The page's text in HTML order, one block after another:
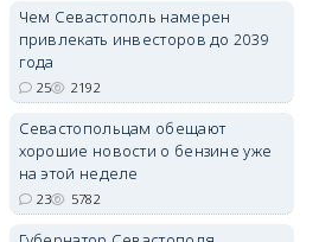
электроснабжение
Губернатор Севастополя
рассказал о перспективах
электроснабжения города
Энергетики, подчеркнул он,
делают практически
невозможное.
Чем Севастополь намерен
привлекать инвесторов до 2039
года
25 2192
Севастопольцам обещают
хорошие новости о бензине уже
на этой неделе
23 5782